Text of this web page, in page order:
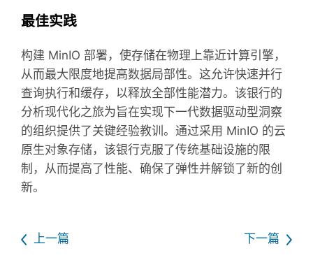
最佳实践
构建 MinIO 部署，使存储在物理上靠近计算引擎，
从而最大限度地提高数据局部性。这允许快速并行
查询执行和缓存，以释放全部性能潜力。该银行的
分析现代化之旅为旨在实现下一代数据驱动型洞察
的组织提供了关键经验教训。通过采用 MinIO 的云
原生对象存储，该银行克服了传统基础设施的限
制，从而提高了性能、确保了弹性并解锁了新的创
新。
上一篇 下一篇